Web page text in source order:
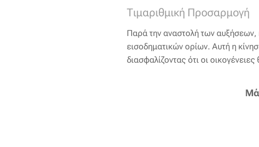
Τιμαριθμική Προσαρμογή
Παρά την αναστολή των αυξήσεων,
εισοδηματικών ορίων. Αυτή η
διασφαλίζοντας ότι οι